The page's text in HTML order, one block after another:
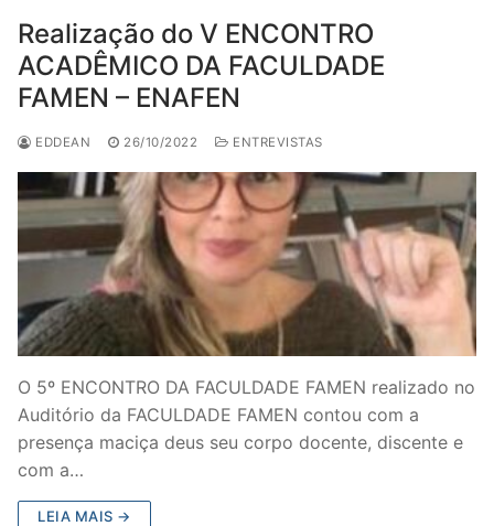
Realização do V ENCONTRO
ACADÊMICO DA FACULDADE
FAMEN – ENAFEN
EDDEAN 26/10/2022 ENTREVISTAS
O 5º ENCONTRO DA FACULDADE FAMEN realizado no
Auditório da FACULDADE FAMEN contou com a
presença maciça deus seu corpo docente, discente e
com a…
LEIA MAIS →